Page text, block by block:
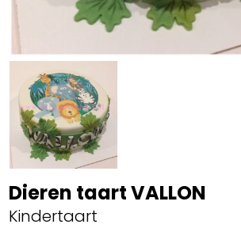
Dieren taart VALLON
Kindertaart